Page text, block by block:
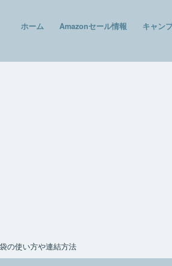
ホーム Amazonセール情報 キャン
の使い方や連結方法